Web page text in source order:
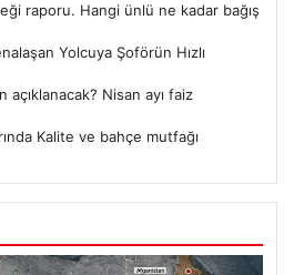
raporu. Hangi ünlü ne kadar bağış
Yolcuya Şoförün Hızlı
açıklanacak? Nisan ayı faiz
Kalite ve bahçe mutfağı